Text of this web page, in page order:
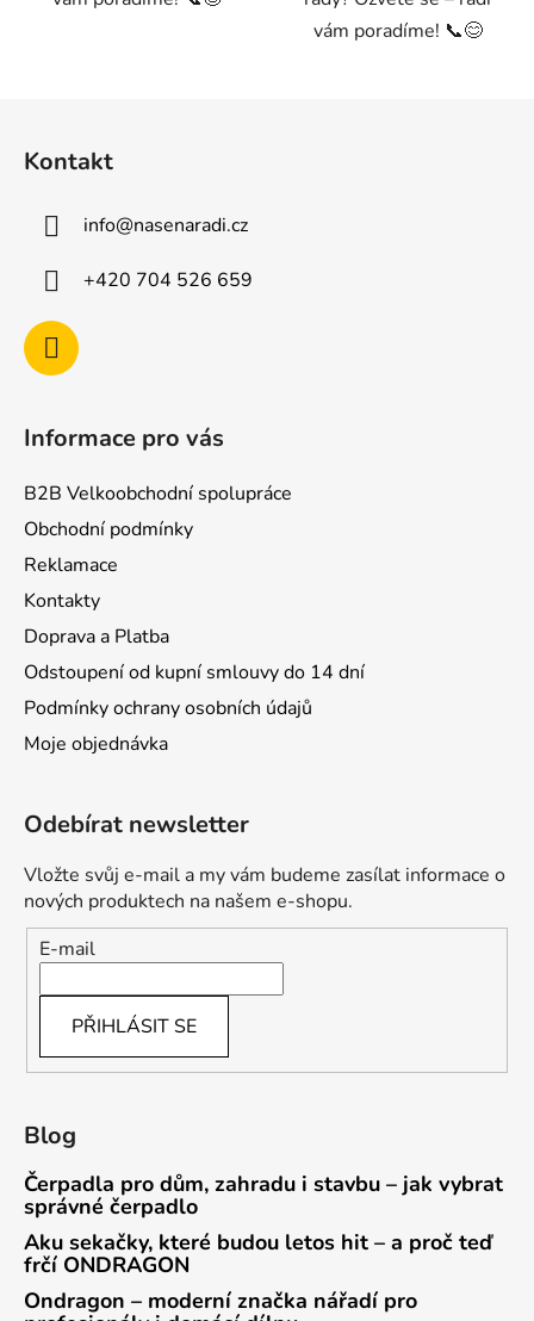
vám poradíme! 📞😊
Kontakt
info@nasenaradi.cz
+420 704 526 659
Informace pro vás
B2B Velkoobchodní spolupráce
Obchodní podmínky
Reklamace
Kontakty
Doprava a Platba
Odstoupení od kupní smlouvy do 14 dní
Podmínky ochrany osobních údajů
Moje objednávka
Odebírat newsletter
Vložte svůj e-mail a my vám budeme zasílat informace o
nových produktech na našem e-shopu.
E-mail
PŘIHLÁSIT SE
Blog
Čerpadla pro dům, zahradu i stavbu – jak vybrat
správné čerpadlo
Aku sekačky, které budou letos hit – a proč teď
frčí ONDRAGON
Ondragon – moderní značka nářadí pro